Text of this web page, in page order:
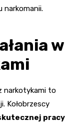
narkomanii.
w
narkotykami to
Kołobrzescy
pracy